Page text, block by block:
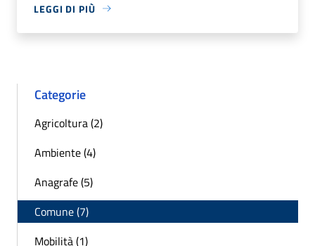
LEGGI DI PIÙ
Categorie
Agricoltura (2)
Ambiente (4)
Anagrafe (5)
Comune (7)
Mobilità (1)